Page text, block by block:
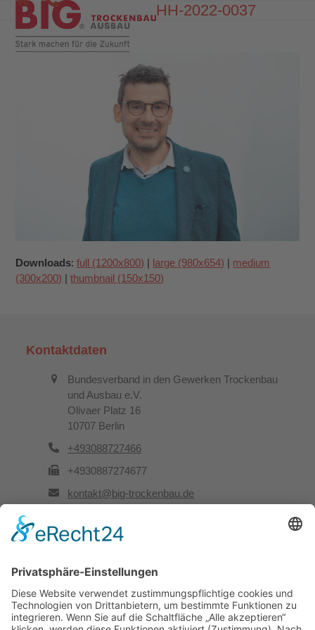
content
Open
mobile
menu
Close
mobile
menu
HH-2022-0037
Downloads:full (1200x800) | large (980x654) | medium
(300x200) |thumbnail (150x150)
Kontaktdaten
Bundesverband in den Gewerken Trockenbau
und Ausbau e.V.
Olivaer Platz 16
10707 Berlin
+493088727466
+4930887274677
kontakt@big-trockenbau.de
Rechtliches
Kontakt